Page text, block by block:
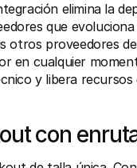
elimina la
que
otros proveedores
en cualquier
y libera recursos
con